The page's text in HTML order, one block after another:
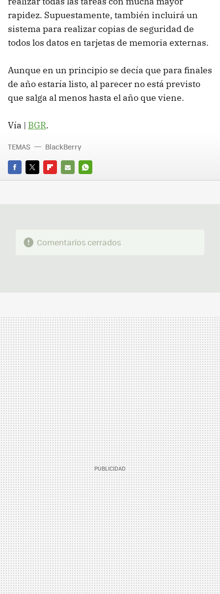
rapidez. Supuestamente, también incluirá un
sistema para realizar copias de seguridad de
todos los datos en tarjetas de memoria externas.
Aunque en un principio se decía que para finales
de año estaría listo, al parecer no está previsto
que salga al menos hasta el año que viene.
Vía | BGR.
FACEBOOK
TWITTERFLIPBOARD
E-
WHATSAPP
TEMAS BlackBerry
Comentarios cerrados